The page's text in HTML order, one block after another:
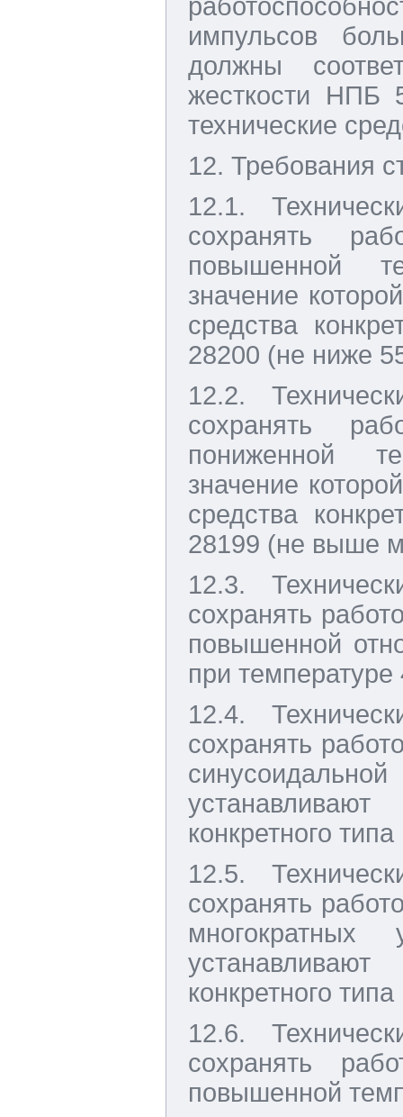
импульсов
должны
жесткости НПБ
технические
12. Требования
12.1.
сохранять
повышенной
значение
средства
28200 (не ниже
12.2.
сохранять
пониженной
значение
средства
28199 (не выше
12.3.
сохранять
повышенной
при температуре
12.4.
сохранять
конкретного
12.5.
сохранять
многократных
конкретного
12.6.
сохранять
повышенной